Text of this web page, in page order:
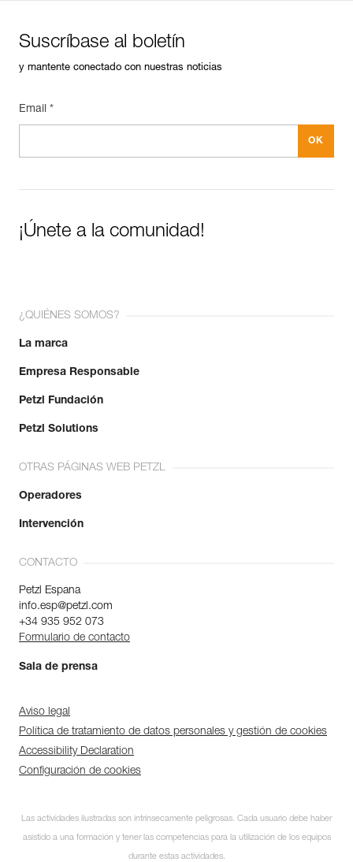
Suscríbase al boletín
y mantente conectado con nuestras noticias
Email *
¡Únete a la comunidad!
¿QUIÉNES SOMOS?
La marca
Empresa Responsable
Petzl Fundación
Petzl Solutions
OTRAS PÁGINAS WEB PETZL
Operadores
Intervención
CONTACTO
Petzl Espana
info.esp@petzl.com
+34 935 952 073
Formulario de contacto
Sala de prensa
Aviso legal
Política de tratamiento de datos personales y gestión de cookies
Accessibility Declaration
Configuración de cookies
Las actividades ilustradas son intrínsecamente peligrosas. Cada usuario debe haber
asistido a una formación y tener las competencias para la utilización de los equipos
durante estas actividades.